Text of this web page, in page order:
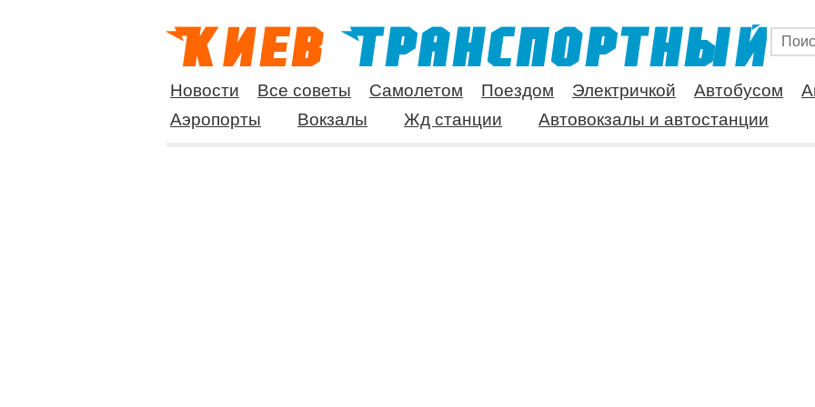
Новости Все советы Самолетом Поездом Электричкой Автобусом
Аэропорты
Вокзалы Жд станции Автовокзалы и автостанции